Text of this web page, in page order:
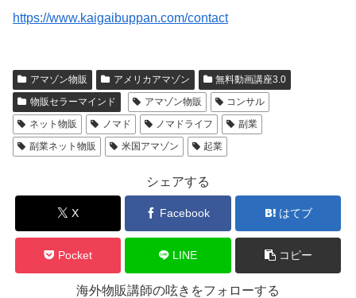
https://www.kaigaibuppan.com/contact
アマゾン物販 アメリカアマゾン
無料動画講座3.0
物販セラーマインド
アマゾン物販
コンサル
ネット物販
ノマド ノマドライフ
副業
副業ネット物販
米国アマゾン 起業
シェアする
X Facebook はてブ
Pocket LINE コピー
海外物販講師の呟きをフォローする